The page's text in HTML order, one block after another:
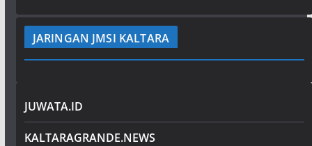
JARINGAN JMSI KALTARA
JUWATA.ID
KALTARAGRANDE.NEWS